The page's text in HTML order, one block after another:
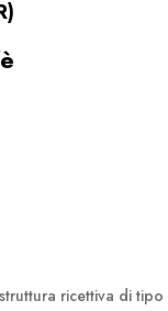
ricettiva di tipo